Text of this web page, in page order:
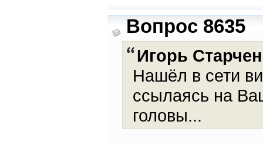
Вопрос 8635
Игорь
Нашёл в сети
ссылаясь на
головы...